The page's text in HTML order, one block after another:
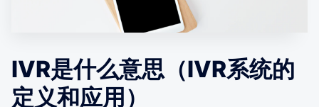
IVR是什么意思（IVR系统的
定义和应用）